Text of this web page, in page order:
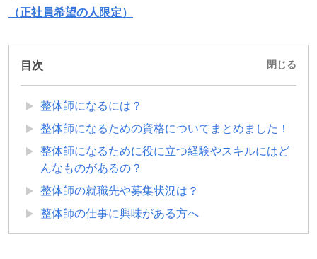
（正社員希望の人限定）
目次 閉じる
整体師になるには？
整体師になるための資格についてまとめました！
整体師になるために役に立つ経験やスキルにはど
んなものがあるの？
整体師の就職先や募集状況は？
整体師の仕事に興味がある方へ